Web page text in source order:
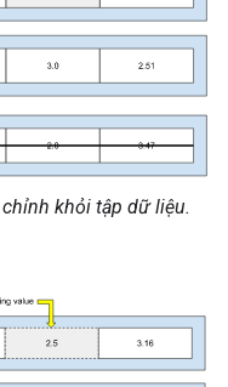
khỏi tập dữ liệu.